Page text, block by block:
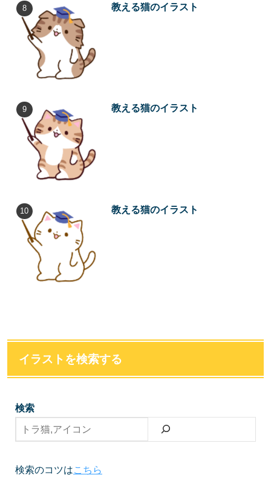
教える猫のイラスト
教える猫のイラスト
教える猫のイラスト
イラストを検索する
検索
検索のコツはこちら